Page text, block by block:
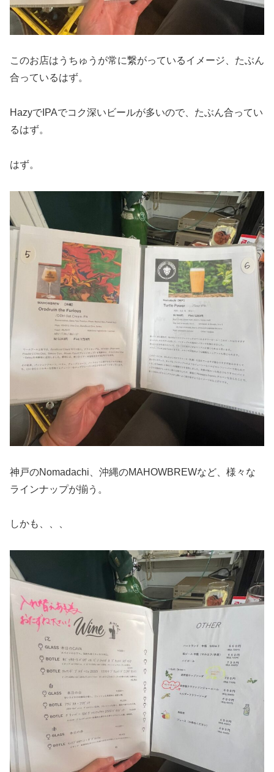
このお店はうちゅうが常に繋がっているイメージ、たぶん
合っているはず。
HazyでIPAでコク深いビールが多いので、たぶん合ってい
るはず。
はず。
神戸のNomadachi、沖縄のMAHOWBREWなど、様々な
ラインナップが揃う。
しかも、、、